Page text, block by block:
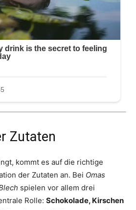
Zutaten
kommt es auf die richtige
der Zutaten an. Bei Omas
spielen vor allem drei
Rolle: Schokolade, Kirschen